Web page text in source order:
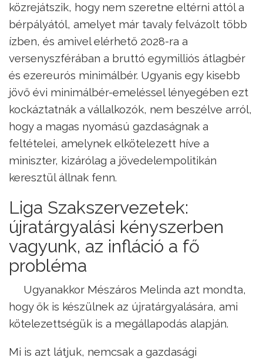
közrejátszik, hogy nem szeretne eltérni attól a
bérpályától, amelyet már tavaly felvázolt több
ízben, és amivel elérhető 2028-ra a
versenyszférában a bruttó egymilliós átlagbér
és ezereurós minimálbér. Ugyanis egy kisebb
jövő évi minimálbér-emeléssel lényegében ezt
kockáztatnák a vállalkozók, nem beszélve arról,
hogy a magas nyomású gazdaságnak a
feltételei, amelynek elkötelezett híve a
miniszter, kizárólag a jövedelempolitikán
keresztül állnak fenn.
Liga Szakszervezetek:
újratárgyalási kényszerben
vagyunk, az infláció a fő
probléma
Ugyanakkor Mészáros Melinda azt mondta,
hogy ők is készülnek az újratárgyalására, ami
kötelezettségük is a megállapodás alapján.
Mi is azt látjuk, nemcsak a gazdasági